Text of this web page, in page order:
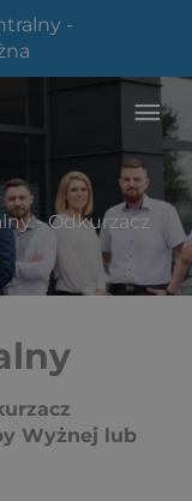
-
-Odkurzacz
Wyżnej lub